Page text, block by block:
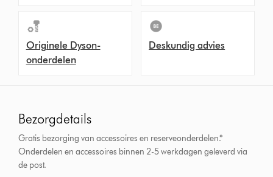
Originele Dyson-
onderdelen
Deskundig advies
Bezorgdetails
Gratis bezorging van accessoires en reserveonderdelen.*
Onderdelen en accessoires binnen 2-5 werkdagen geleverd via
de post.